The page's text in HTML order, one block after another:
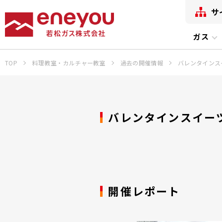
ガス
サ
TOP 料理教室・カルチャー教室 過去の開催情報 バレンタイン
バレンタインスイー
開催レポート